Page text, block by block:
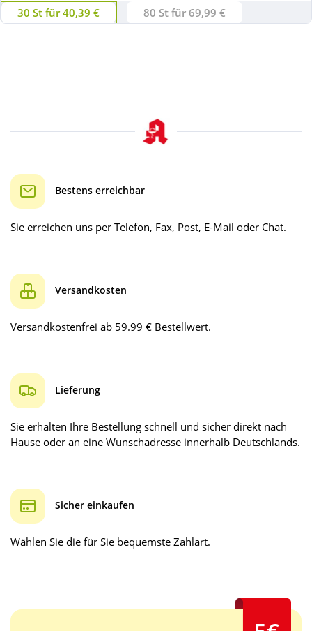
30 St für 40,39 € 80 St für 69,99 €
Bestens erreichbar
Sie erreichen uns per Telefon, Fax, Post, E-Mail oder Chat.
Versandkosten
Versandkostenfrei ab 59.99 € Bestellwert.
Lieferung
Sie erhalten Ihre Bestellung schnell und sicher direkt nach
Hause oder an eine Wunschadresse innerhalb Deutschlands.
Sicher einkaufen
Wählen Sie die für Sie bequemste Zahlart.